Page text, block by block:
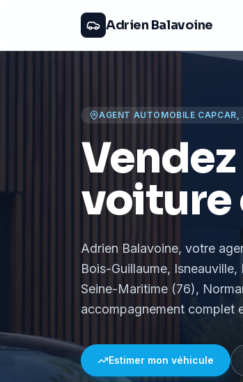
Adrien Balavoine
AGENT AUTOMOBILE CAPCAR,
voiture
Adrien Balavoine, votre
Bois-Guillaume,
Seine-Maritime (76),
accompagnement complet
Estimer mon véhicule